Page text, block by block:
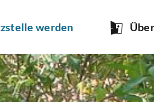
werden